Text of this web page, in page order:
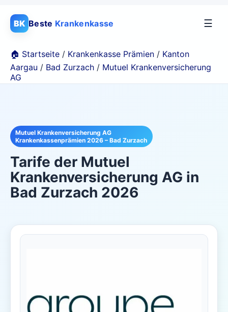
BK Beste Krankenkasse ☰
🏠 Startseite / Krankenkasse Prämien / Kanton
Aargau / Bad Zurzach / Mutuel Krankenversicherung
AG
Mutuel Krankenversicherung AG
Krankenkassenprämien 2026 – Bad Zurzach
Tarife der Mutuel
Krankenversicherung AG in
Bad Zurzach 2026